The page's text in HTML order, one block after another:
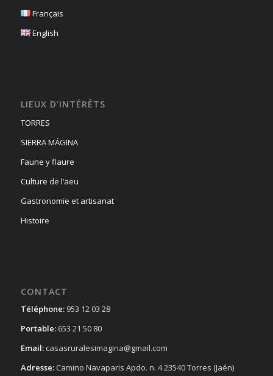
Français
English
LIEUX D’INTÉRÊTS
TORRES
SIERRA MÁGINA
Faune y flaure
Culture de l’aeu
Gastronomie et artisanat
Histoire
CONTACT
Téléphone:953 12 03 28
Portable: 653 21 50 80
Email: casasruralesimagina@gmail.com
Adresse:Camino Navaparis Apdo. n. 4 23540 Torres (Jaén)